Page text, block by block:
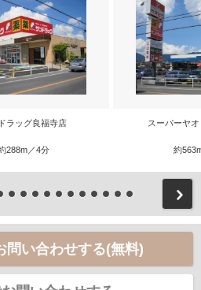
ラッグ良福寺店
288m／4分
スーパーヤ
約
問い合わせする(無料)